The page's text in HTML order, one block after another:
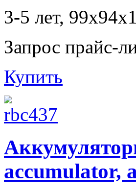
3-5 лет,
Запрос прайс-
Купить
accumulator,